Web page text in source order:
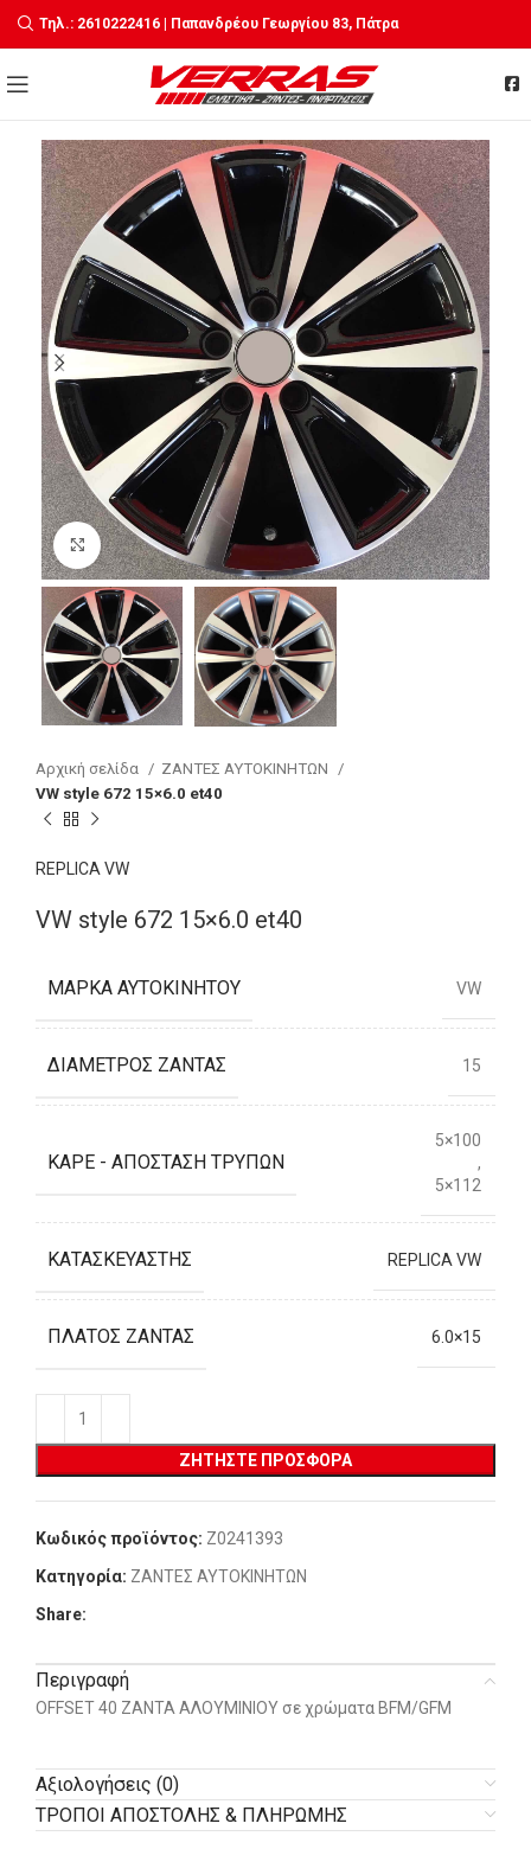
Τηλ.: 2610222416 | Παπανδρέου Γεωργίου 83, Πάτρα
Click to enlarge
Αρχική σελίδα
ΖΑΝΤΕΣ ΑΥΤΟΚΙΝΗΤΩΝ
VW style 672 15×6.0 et40
REPLICA VW
VW style 672 15×6.0 et40
ΜΆΡΚΑ ΑΥΤΟΚΙΝΉΤΟΥ VW
ΔΙΆΜΕΤΡΟΣ ΖΆΝΤΑΣ 15
ΚΑΡΈ - ΑΠΌΣΤΑΣΗ ΤΡΥΠΏΝ
5×100
,
5×112
ΚΑΤΑΣΚΕΥΑΣΤΉΣ REPLICA VW
ΠΛΆΤΟΣ ΖΆΝΤΑΣ 6.0×15
ΖΗΤΉΣΤΕ ΠΡΟΣΦΟΡΆ
Κωδικός προϊόντος: Z0241393
Κατηγορία: ΖΑΝΤΕΣ ΑΥΤΟΚΙΝΗΤΩΝ
Share:
Περιγραφή
OFFSET 40 ΖΑΝΤΑ ΑΛΟΥΜΙΝΙΟΥ σε χρώματα BFM/GFM
Αξιολογήσεις (0)
ΤΡΟΠΟΙ ΑΠΟΣΤΟΛΗΣ & ΠΛΗΡΩΜΗΣ